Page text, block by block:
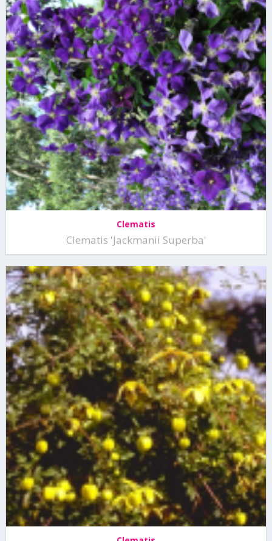
Clematis
Clematis 'Jackmanii Superba'